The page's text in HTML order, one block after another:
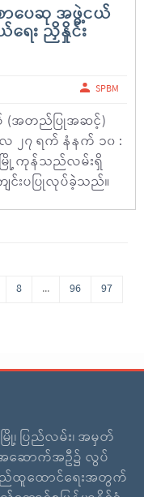
ာပေဆု အဖွဲ့ငယ်
ေး ညှိနှိုင်း
SPBM
(အတည်ပြုအဆင့်)
၂၇ ရက် နံနက် ၁၀ :
ြို့ ကုန်သည်လမ်းရှိ
ျင်းပပြုလုပ်ခဲ့သည်။
8 ... 96
97
၊ ပြည်လမ်း၊ အမှတ်
အဆောက်အဦ၌ လွပ်
လည်ထူထောင်ရေးအတွက်